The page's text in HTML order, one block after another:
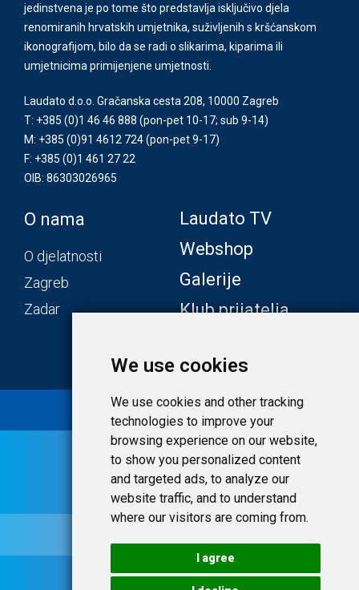
We use cookies
We use cookies and other tracking
technologies to improve your
browsing experience on our website,
to show you personalized content
and targeted ads, to analyze our
website traffic, and to understand
where our visitors are coming from.
I agree
jedinstvena je po tome što predstavlja isključivo djela
renomiranih hrvatskih umjetnika, suživljenih s kršćanskom
ikonografijom, bilo da se radi o slikarima, kiparima ili
umjetnicima primijenjene umjetnosti.
Laudato d.o.o. Gračanska cesta 208, 10000 Zagreb
T: +385 (0)1 46 46 888 (pon-pet 10-17; sub 9-14)
M: +385 (0)91 4612 724(pon-pet 9-17)
F: +385 (0)1 461 27 22
OIB: 86303026965
O nama
O djelatnosti
Zagreb
Zadar
Laudato TV
Webshop
Galerije
Klub prijatelja
© 2020 Laudato.hr |Uvjeti i privatnost